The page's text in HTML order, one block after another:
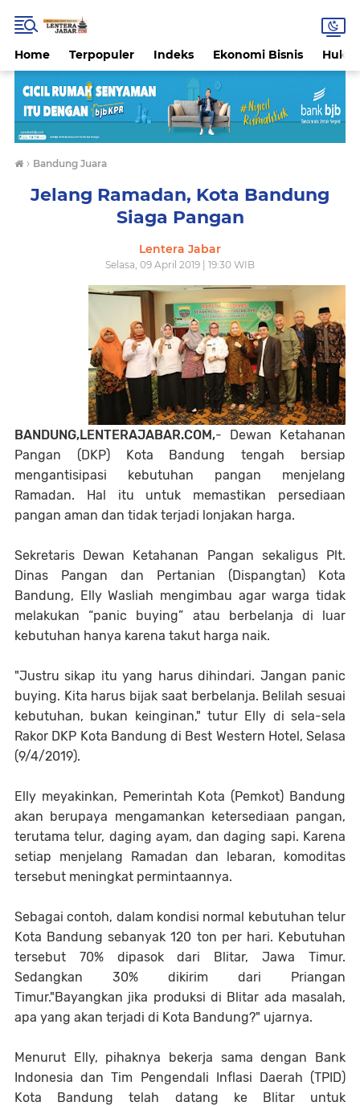
Home Terpopuler Indeks Ekonomi Bisnis
› Bandung Juara
Jelang Ramadan, Kota Bandung
Siaga Pangan
Lentera Jabar
Selasa, 09 April 2019 | 19:30 WIB
BANDUNG,LENTERAJABAR.COM,- Dewan Ketahanan
Pangan (DKP) Kota Bandung tengah bersiap
mengantisipasi kebutuhan pangan menjelang
Ramadan. Hal itu untuk memastikan persediaan
pangan aman dan tidak terjadi lonjakan harga.
Sekretaris Dewan Ketahanan Pangan sekaligus Plt.
Dinas Pangan dan Pertanian (Dispangtan) Kota
Bandung, Elly Wasliah mengimbau agar warga tidak
melakukan “panic buying” atau berbelanja di luar
kebutuhan hanya karena takut harga naik.
"Justru sikap itu yang harus dihindari. Jangan panic
buying. Kita harus bijak saat berbelanja. Belilah sesuai
kebutuhan, bukan keinginan," tutur Elly di sela-sela
Rakor DKP Kota Bandung di Best Western Hotel, Selasa
(9/4/2019).
Elly meyakinkan, Pemerintah Kota (Pemkot) Bandung
akan berupaya mengamankan ketersediaan pangan,
terutama telur, daging ayam, dan daging sapi. Karena
setiap menjelang Ramadan dan lebaran, komoditas
tersebut meningkat permintaannya.
Sebagai contoh, dalam kondisi normal kebutuhan telur
Kota Bandung sebanyak 120 ton per hari. Kebutuhan
tersebut 70% dipasok dari Blitar, Jawa Timur.
Sedangkan 30% dikirim dari Priangan
Timur."Bayangkan jika produksi di Blitar ada masalah,
apa yang akan terjadi di Kota Bandung?" ujarnya.
Menurut Elly, pihaknya bekerja sama dengan Bank
Indonesia dan Tim Pengendali Inflasi Daerah (TPID)
Kota Bandung telah datang ke Blitar untuk